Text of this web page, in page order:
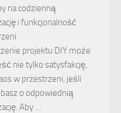
na codzienną
i funkcjonalność
projektu DIY może
nie tylko satysfakcję,
w przestrzeni, jeśli
o odpowiednią
Aby …